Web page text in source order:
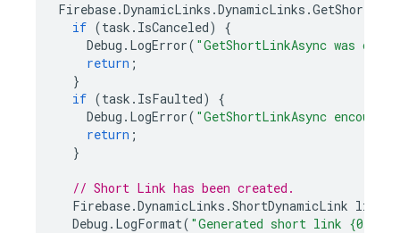
Firebase.DynamicLinks .DynamicLinks .
if (task . IsCanceled)
{
Debug . LogError( "GetShortLinkAsync was
return ;
}
if (task . IsFaulted)
{
Debug . LogError( "GetShortLinkAsync
return ;
}
// Short Link has been created.
Firebase.DynamicLinks .ShortDynamicLink link
Debug . LogFormat( "Generated short link {0}"